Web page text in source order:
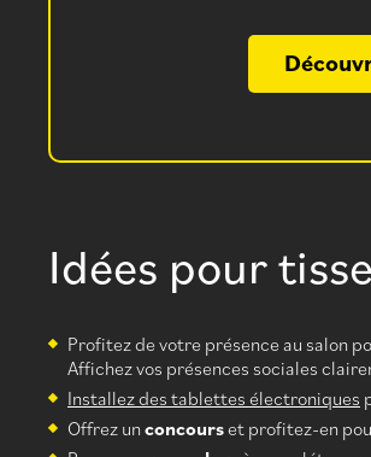
Idées pour
Profitez de votre présence au salon
Affichez vos présences sociales
Installez des tablettes électroniques
Offrez un concourset profitez-en